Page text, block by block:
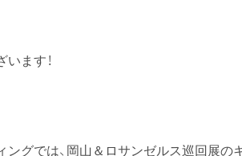
ます！
グでは、岡山＆ロサンゼルス巡回展の